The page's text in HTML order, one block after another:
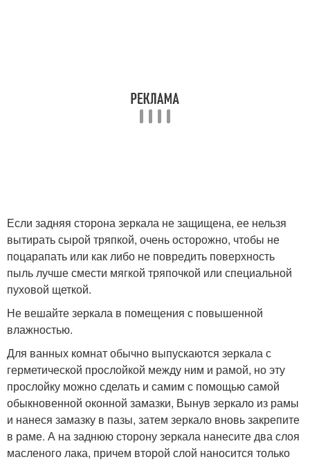
Если задняя сторона зеркала не защищена, ее нельзя
вытирать сырой тряпкой, очень осторожно, чтобы не
поцарапать или как либо не повредить поверхность
пыль лучше смести мягкой тряпочкой или специальной
пуховой щеткой.
Не вешайте зеркала в помещения с повышенной
влажностью.
Для ванных комнат обычно выпускаются зеркала с
герметической прослойкой между ним и рамой, но эту
прослойку можно сделать и самим с помощью самой
обыкновенной оконной замазки, Вынув зеркало из рамы
и нанеся замазку в пазы, затем зеркало вновь закрепите
в раме. А на заднюю сторону зеркала нанесите два слоя
масленого лака, причем второй слой наносится только